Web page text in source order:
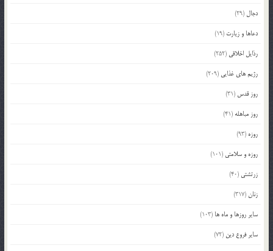
دجال (29)
دعاها و زیارت (19)
رذایل اخلاقی (252)
رژیم های غذایی (209)
روز قدس (31)
روز مباهله (41)
روزه (93)
روزه و سلامتی (101)
زرتشتی (40)
زنان(317)
سایر روزها و ماه ها (103)
سایر فروع دین (72)